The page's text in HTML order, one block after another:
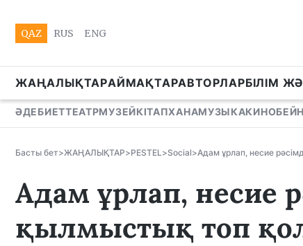
QAZ RUS ENG
ЖАҢАЛЫҚТАРАЙМАҚТАРАВТОРЛАРБІЛІМ
ӘДЕБИЕТТЕАТРМУЗЕЙКІТАПХАНАМУЗЫКАКИНО
Басты бет>ЖАҢАЛЫҚТАР>PESTEL>Social>Адам ұрлап, несие
Адам ұрлап, несие
қылмыстық топ